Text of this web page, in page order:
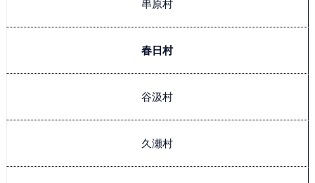
串原村
春日村
谷汲村
久瀬村